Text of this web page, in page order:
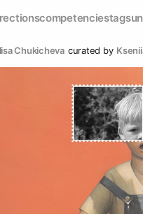
competenciestags
Chukicheva curated by